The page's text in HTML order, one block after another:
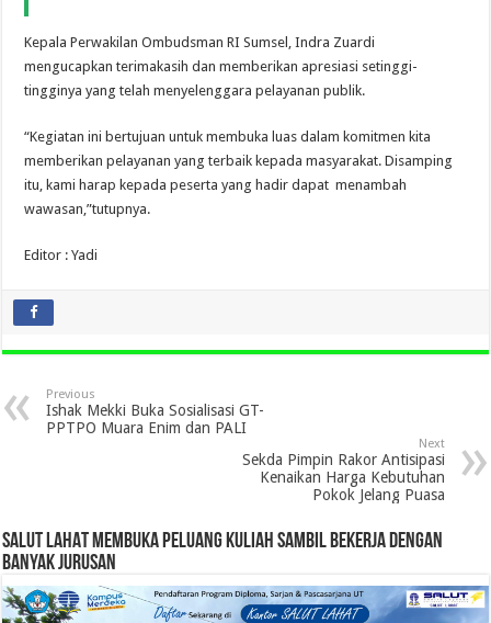
Kepala Perwakilan Ombudsman RI Sumsel, Indra Zuardi
mengucapkan terimakasih dan memberikan apresiasi setinggi-
tingginya yang telah menyelenggara pelayanan publik.
“Kegiatan ini bertujuan untuk membuka luas dalam komitmen kita
memberikan pelayanan yang terbaik kepada masyarakat. Disamping
itu, kami harap kepada peserta yang hadir dapat menambah
wawasan,”tutupnya.
Editor : Yadi
Previous
Ishak Mekki Buka Sosialisasi GT-
PPTPO Muara Enim dan PALI
Next
Sekda Pimpin Rakor Antisipasi
Kenaikan Harga Kebutuhan
Pokok Jelang Puasa
SALUT LAHAT MEMBUKA PELUANG KULIAH SAMBIL BEKERJA DENGAN
BANYAK JURUSAN